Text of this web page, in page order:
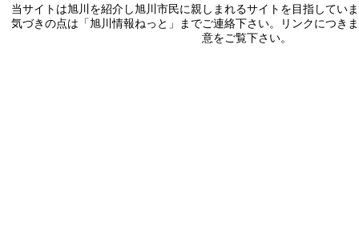
当サイトは旭川を紹介し旭川市民に親しまれるサイトを目指してい
気づきの点は「旭川情報ねっと」までご連絡下さい。リンクにつき
意をご覧下さい。